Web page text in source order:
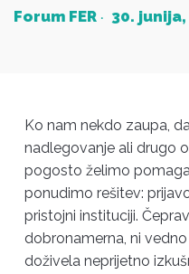
Forum FER 30.
Ko nam nekdo zaupa,
nadlegovanje ali drugo
pogosto želimo
ponudimo rešitev:
pristojni instituciji.
dobronamerna, ni
doživela neprijetno